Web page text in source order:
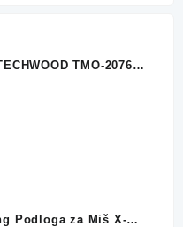
TMO-2076
Podloga za Miš X-